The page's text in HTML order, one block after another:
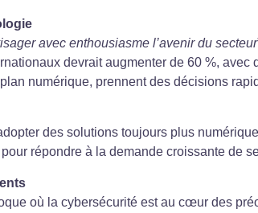
avec enthousiasme l’avenir du secteur
devrait augmenter de 60 %,
numérique, prennent des décisions
des solutions toujours plus
répondre à la demande croissante de
où la cybersécurité est au cœur des